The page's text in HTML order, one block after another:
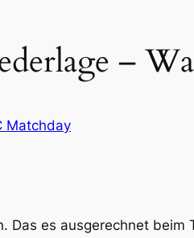
–
Matchday
Das es ausgerechnet